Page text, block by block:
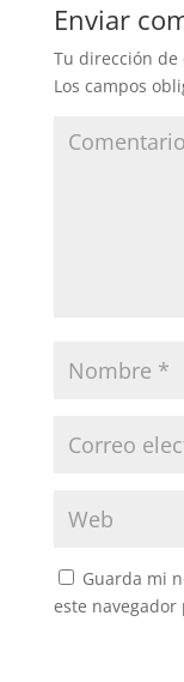
Enviar
Tu dirección
Los campos
Guarda mi
este navegador